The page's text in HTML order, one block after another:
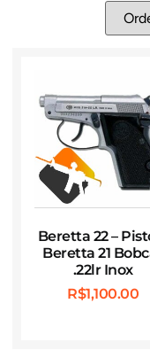
Beretta 22 –
Beretta 21
.22lr Inox
R$1,100.00